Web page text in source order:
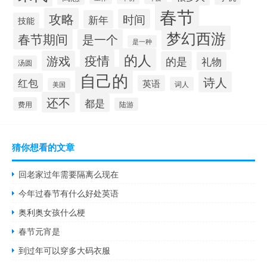
技能 攻略 新年 时间 春节
春节期间 是一个 是一种 梦幻西游
汤圆 游戏 疫情 的人 的是
礼物
红包
美国 自己的 英语 词人 诗人
费用 还不 都是 陆游
猜你想看的文章
回老家过年需要隔离么现在
今年过春节有什么好处英语
奥利奥女孩什么梗
春节元宵是
到过年可以穿多大码衣服